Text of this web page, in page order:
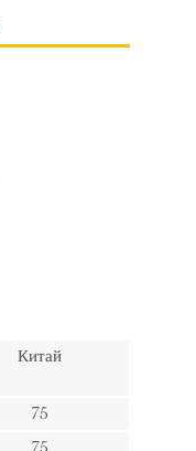
Китай
75